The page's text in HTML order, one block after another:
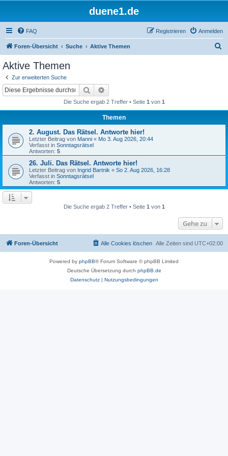
duene1.de
FAQ Anmelden
Registrieren
Foren-Übersicht Suche Aktive Themen
Aktive Themen
Zur erweiterten Suche
Suche
Die Suche ergab 2 Treffer • Seite 1 von 1
Themen
2. August. Das Rätsel. Antworte hier!
Letzter Beitrag von Manni « Mo 3. Aug 2026, 20:44
Verfasst in Sonntagsrätsel
Antworten: 5
26. Juli. Das Rätsel. Antworte hier!
Letzter Beitrag von Ingrid Bartnik « So 2. Aug 2026, 16:28
Verfasst in Sonntagsrätsel
Antworten: 5
Die Suche ergab 2 Treffer • Seite 1 von 1
Gehe zu
Foren-Übersicht Alle Zeiten sind UTC+02:00
Alle Cookies löschen
Powered by phpBB® Forum Software © phpBB Limited
Deutsche Übersetzung durch phpBB.de
Datenschutz| Nutzungsbedingungen